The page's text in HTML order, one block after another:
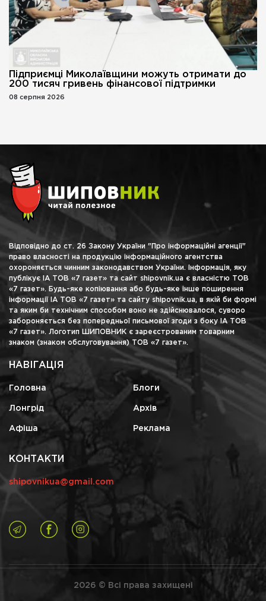
Підприємці Миколаївщини можуть отримати до
200 тисяч гривень фінансової підтримки
08 серпня 2026
Відповідно до ст. 26 Закону України "Про інформаційні агенції"
право власності на продукцію інформаційного агентства
охороняється чинним законодавством України. Інформація, яку
публікує ІА ТОВ «7 газет» та сайт shipovnik.ua є власністю ТОВ
«7 газет». Будь-яке копіювання або будь-яке інше поширення
інформації ІА ТОВ «7 газет» та сайту shipovnik.ua, в якій би формі
та яким би технічним способом воно не здійснювалося, суворо
забороняється без попередньої письмової згоди з боку ІА ТОВ
«7 газет». Логотип ШИПОВНИК є зареєстрованим товарним
знаком (знаком обслуговування) ТОВ «7 газет».
НАВІГАЦІЯ
Головна Блоги
Лонгрід Архів
Афіша Реклама
КОНТАКТИ
shipovnikua@gmail.com
2026 © Всі права захищені